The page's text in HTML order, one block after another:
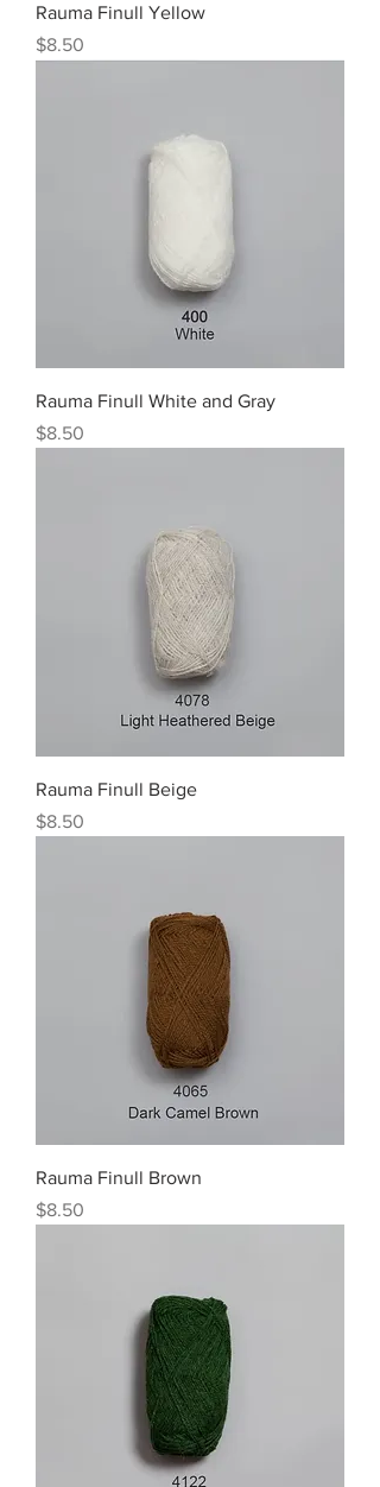
Rauma Finull Yellow
Price
$8.50
Rauma Finull White and Gray
Price
$8.50
Rauma Finull Beige
Price
$8.50
Rauma Finull Brown
Price
$8.50